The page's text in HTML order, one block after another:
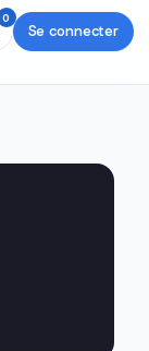
0
Se connecter